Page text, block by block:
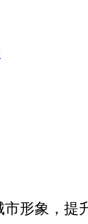
形象， 提